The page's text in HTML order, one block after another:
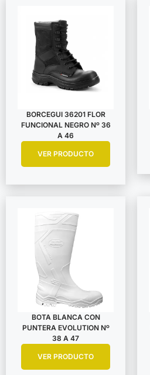
BORCEGUI 36201 FLOR
FUNCIONAL NEGRO Nº 36
A 46
VER PRODUCTO
BOTA BLANCA CON
PUNTERA EVOLUTION Nº
38 A 47
VER PRODUCTO